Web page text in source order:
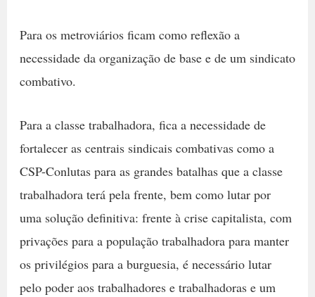
Para os metroviários ficam como reflexão a
necessidade da organização de base e de um sindicato
combativo.
Para a classe trabalhadora, fica a necessidade de
fortalecer as centrais sindicais combativas como a
CSP-Conlutas para as grandes batalhas que a classe
trabalhadora terá pela frente, bem como lutar por
uma solução definitiva: frente à crise capitalista, com
privações para a população trabalhadora para manter
os privilégios para a burguesia, é necessário lutar
pelo poder aos trabalhadores e trabalhadoras e um